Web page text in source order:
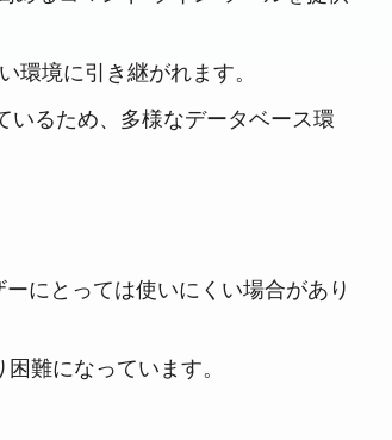
環境に引き継がれます。
いるため、多様なデータベース環
にとっては使いにくい場合があり
難になっています。